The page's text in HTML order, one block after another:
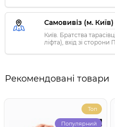
Самовивіз (м. Київ)
Київ. Братства
ліфта), вхід зі сторони
Рекомендовані товари
Топ
Популярний